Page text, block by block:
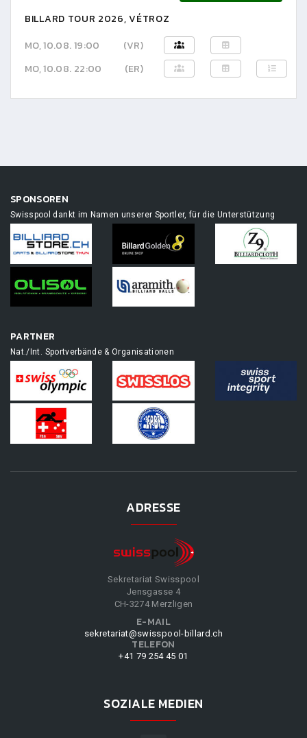
BILLARD TOUR 2026, VÉTROZ
MO, 10.08. 19:00
(VR)
MO, 10.08. 22:00
(ER)
SPONSOREN
Swisspool dankt im Namen unserer Sportler, für die Unterstützung
PARTNER
Nat./Int. Sportverbände & Organisationen
ADRESSE
Sekretariat Swisspool
Jensgasse 4
CH-3274 Merzligen
E-MAIL
sekretariat@swisspool-billard.ch
TELEFON
+41 79 254 45 01
SOZIALE MEDIEN